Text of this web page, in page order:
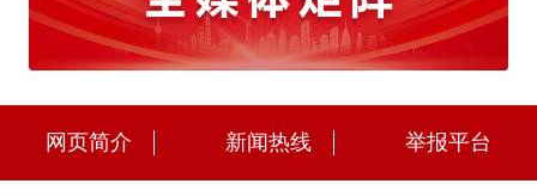
网页简介 新闻热线 举报平台